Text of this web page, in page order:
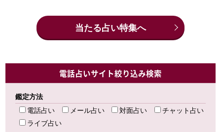
当たる占い特集へ
電話占いサイト絞り込み検索
鑑定方法
電話占い
メール占い 対面占い
チャット占い
ライブ占い